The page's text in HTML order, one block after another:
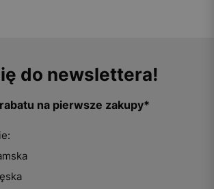
do newslettera!
na pierwsze zakupy*